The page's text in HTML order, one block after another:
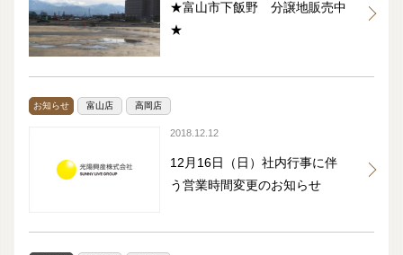
★富山市下飯野 分譲地販売中
★
お知らせ 富山店 高岡店
2018.12.12
12月16日（日）社内行事に伴
う営業時間変更のお知らせ